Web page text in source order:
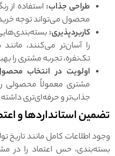
طراحی جذاب: استفاده از
محصول می‌تواند توجه
کاربردپذیری:
را آسان‌تر می‌کنند،
تک‌نفره، تجربه مشتری را
اولویت در انتخاب
مشتری معمولاً محصولی
جذاب‌تر و حرفه‌ای‌تری
تضمین استانداردها و
وجود اطلاعات کامل مانند تاریخ
بسته‌بندی، حس اعتماد را در